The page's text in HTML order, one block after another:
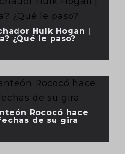
Hulk Hogan |
¿Qué le paso?
Rococó hace
de su gira